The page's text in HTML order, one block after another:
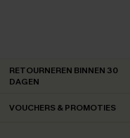
RETOURNEREN BINNEN 30
DAGEN
VOUCHERS & PROMOTIES